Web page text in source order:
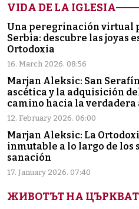
VIDA DE LA IGLESIA
Una peregrinación virtual
Serbia: descubre las joyas
Ortodoxia
16. March 2026. 08:56
Marjan Aleksic: San
ascética y la adquisición
camino hacia la
12. February 2026. 06:00
Marjan Aleksic: La
inmutable a lo largo de los
sanación
17. January 2026. 07:40
ЖИВОТЪТ НА